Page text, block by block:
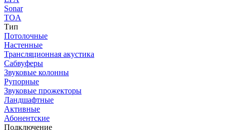
Sonar
TOA
Тип
Потолочные
Настенные
Трансляционная акустика
Сабвуферы
Звуковые колонны
Рупорные
Звуковые прожекторы
Ландшафтные
Активные
Абонентские
Подключение